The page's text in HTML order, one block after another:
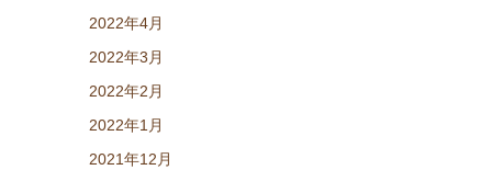
2022年4月
2022年3月
2022年2月
2022年1月
2021年12月